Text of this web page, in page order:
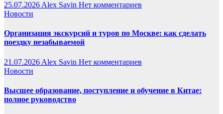
25.07.2026 Alex Savin Нет комментариев
Новости
Организация экскурсий и туров по Москве: как сделать
поездку незабываемой
21.07.2026 Alex Savin Нет комментариев
Новости
Высшее образование, поступление и обучение в Китае:
полное руководство